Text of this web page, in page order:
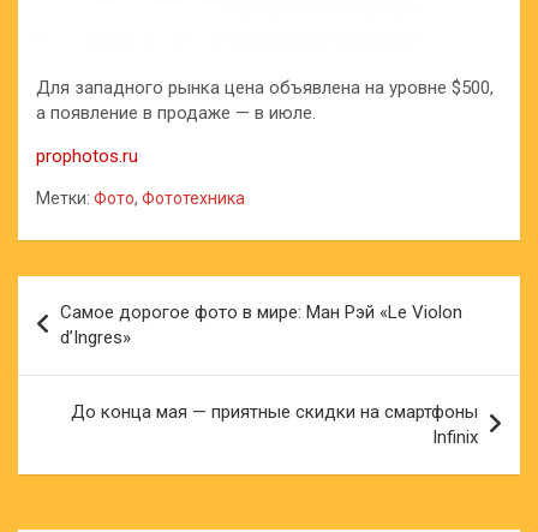
Для западного рынка цена объявлена на уровне $500,
а появление в продаже — в июле.
prophotos.ru
Метки: Фото, Фототехника
по
записям
Самое дорогое фото в мире: Ман Рэй «Le Violon
d’Ingres»
До конца мая — приятные скидки на смартфоны
Infinix